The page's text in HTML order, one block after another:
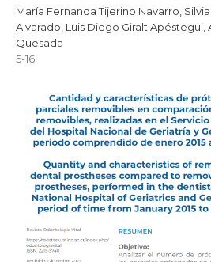
María Fernanda Tijerino Navarro,
Alvarado, Luis Diego Giralt Apéstegui,
Quesada
5-16